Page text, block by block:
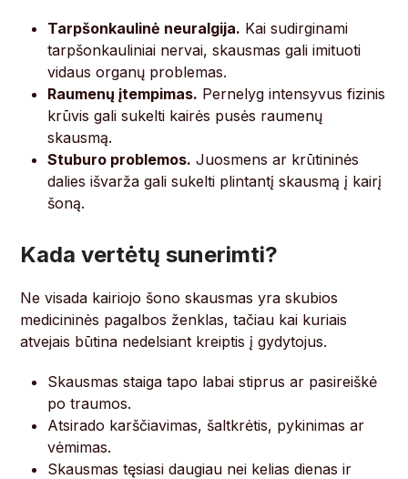
Tarpšonkaulinė neuralgija. Kai sudirginami
tarpšonkauliniai nervai, skausmas gali imituoti
vidaus organų problemas.
Raumenų įtempimas. Pernelyg intensyvus fizinis
krūvis gali sukelti kairės pusės raumenų
skausmą.
Stuburo problemos. Juosmens ar krūtininės
dalies išvarža gali sukelti plintantį skausmą į kairį
šoną.
Kada vertėtų sunerimti?
Ne visada kairiojo šono skausmas yra skubios
medicininės pagalbos ženklas, tačiau kai kuriais
atvejais būtina nedelsiant kreiptis į gydytojus.
Skausmas staiga tapo labai stiprus ar pasireiškė
po traumos.
Atsirado karščiavimas, šaltkrėtis, pykinimas ar
vėmimas.
Skausmas tęsiasi daugiau nei kelias dienas ir